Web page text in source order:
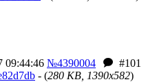
09:44:46 №4390004
#101
- (280 KB, 1390x582)